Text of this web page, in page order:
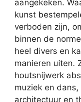
aangekeken.
kunst
verboden zijn,
binnen de
heel divers en
manieren uiten.
houtsnijwerk
muziek en
architectuur en